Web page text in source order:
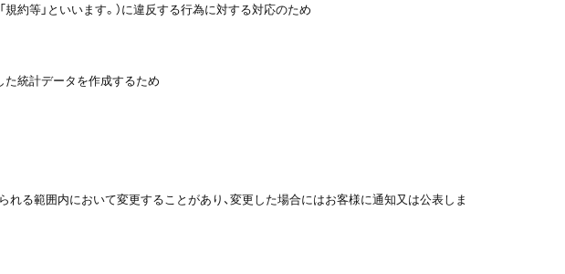
規約等」といいます。）に違反する行為に対する対応のため
た統計データを作成するため
れる範囲内において変更することがあり、変更した場合にはお客様に通知又は公表しま